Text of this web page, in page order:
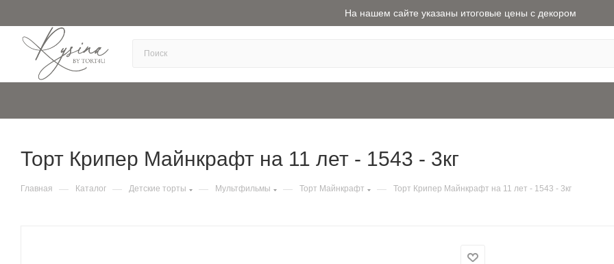
На нашем сайте указаны итоговые цены с декором
Торт Крипер Майнкрафт на 11 лет - 1543 - 3кг
Главная — Каталог — Детские торты — Мультфильмы — Торт Майнкрафт — Торт Крипер Майнкрафт на 11 лет - 1543 - 3кг